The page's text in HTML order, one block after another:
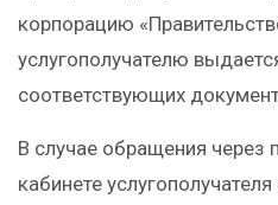
корпорацию
услугополучателю
соответствующих
В случае обращения через
кабинете